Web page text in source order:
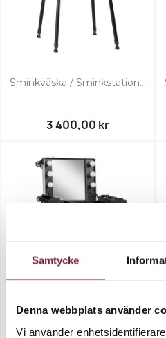
Samtycke
Denna webbplats använder
Vi använder
Sminkväska / Sminkstation...
3 400,00 kr
Sminkväska / Sminkstation...